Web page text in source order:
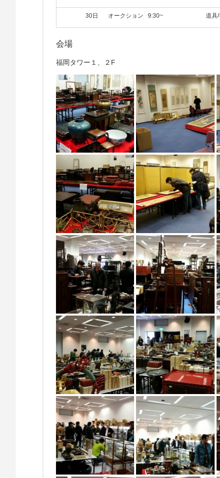
30日 オークション 9:30~ 道具
会場
福岡タワー１、２F